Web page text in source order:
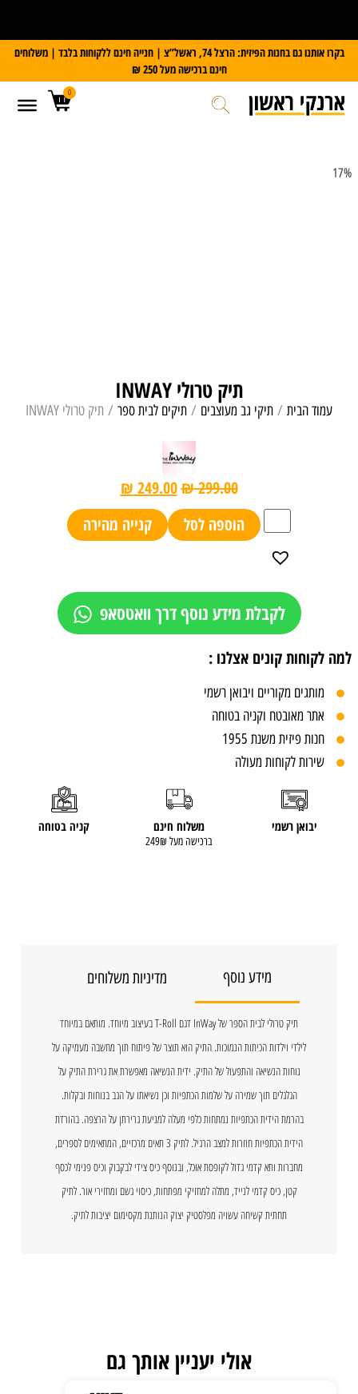
על כל מזוודת Slazenger קבלו משקל דיגיטלי במתנה
בקרו אותנו גם בחנות הפיזית: הרצל 74, ראשל”צ | חנייה חינם ללקוחות בלבד | משלוחים
חינם ברכישה מעל 250 ₪
0
תיק טרולי INWAY
עמוד הבית / תיקי גב מעוצבים / תיקים לבית ספר / תיק טרולי INWAY
₪299.00
₪ 249.00
הוספה לסל
קנייה מהירה
לקבלת מידע נוסף דרך וואטסאפ
למה לקוחות קונים אצלנו :
מותגים מקוריים ויבואן רשמי
אתר מאובטח וקניה בטוחה
חנות פיזית משנת 1955
שירות לקוחות מעולה
יבואן רשמי משלוח חינם
ברכישה מעל 249₪
קניה בטוחה
17%
מידע נוסף מדיניות משלוחים
תיק טרולי לבית הספר של InWay דגם T-Roll בעיצוב מיוחד. מותאם במיוחד
לילדי וילדות הכיתות הנמוכות. התיק הוא תוצר של פיתוח תוך מחשבה מעמיקה על
נוחות הנשיאה והתפעול של התיק. ידית הנשיאה מאפשרת את גרירת התיק על
הגלגלים תוך שמירה על שלמות הכתפיות וכן נשיאתו על הגב בנוחות ובקלות.
בהרמת הידית הכתפיות נמתחות כלפי מעלה למניעת גרירתן על הרצפה. בהורדת
הידית הכתפיות חוזרות למצב הרגיל. לתיק 3 תאים מרכזיים, המתאימים לספרים,
מחברות ותא קדמי גדול לקופסת אוכל, ובנוסף כיס צידי לבקבוק וכיס פנימי לכסף
קטן, כיס קדמי לנייד, מתלה למחזיקי מפתחות, כיסוי גשם ומחזירי אור. לתיק
תחתית קשיחה עשויה מפלסטיק יצוק הנותנת מקסימום יציבות לתיק.
אולי יעניין אותך גם